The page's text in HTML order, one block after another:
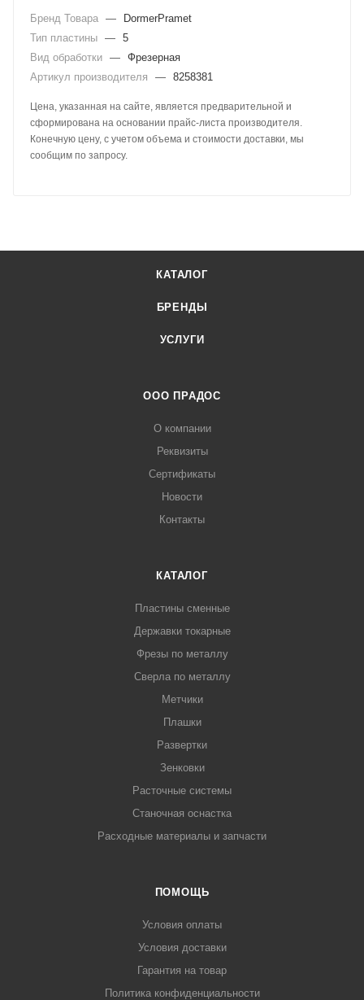
Бренд Товара —
DormerPramet
Тип пластины — 5
Вид обработки — Фрезерная
Артикул производителя
— 8258381
Цена, указанная на сайте, является предварительной и
сформирована на основании прайс-листа производителя.
Конечную цену, с учетом объема и стоимости доставки, мы
сообщим по запросу.
КАТАЛОГ
БРЕНДЫ
УСЛУГИ
ООО ПРАДОС
О компании
Реквизиты
Сертификаты
Новости
Контакты
КАТАЛОГ
Пластины сменные
Державки токарные
Фрезы по металлу
Сверла по металлу
Метчики
Плашки
Развертки
Зенковки
Расточные системы
Станочная оснастка
Расходные материалы и запчасти
ПОМОЩЬ
Условия оплаты
Условия доставки
Гарантия на товар
Политика конфиденциальности